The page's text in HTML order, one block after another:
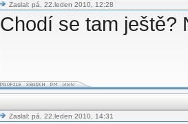
Zaslal: pá, 22.leden 2010, 12:28
Chodí se tam ještě?
Zaslal: pá, 22.leden 2010, 14:31